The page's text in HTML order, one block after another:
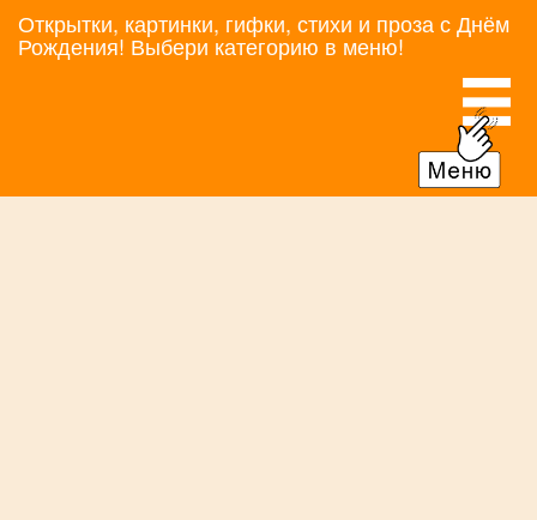
Открытки, картинки, гифки, стихи и проза с Днём
Рождения! Выбери категорию в меню!